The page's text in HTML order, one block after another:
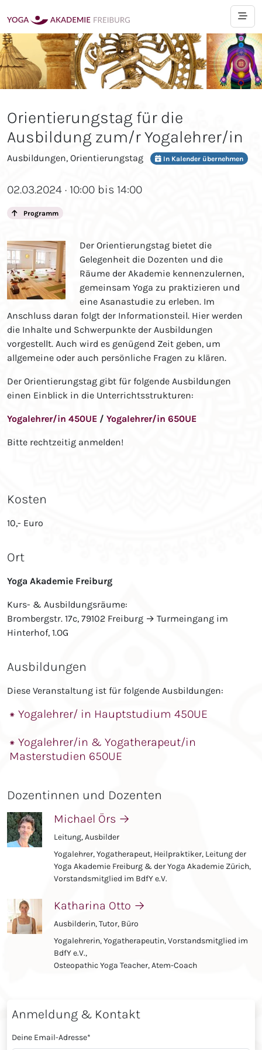
Orientierungstag für die
Ausbildung zum/r Yogalehrer/in
Ausbildungen, Orientierungstag In Kalender übernehmen
02.03.2024 · 10:00 bis 14:00
Programm
Der Orientierungstag bietet die
Gelegenheit die Dozenten und die
Räume der Akademie kennenzulernen,
gemeinsam Yoga zu praktizieren und
eine Asanastudie zu erleben. Im
Anschluss daran folgt der Informationsteil. Hier werden
die Inhalte und Schwerpunkte der Ausbildungen
vorgestellt. Auch wird es genügend Zeit geben, um
allgemeine oder auch persönliche Fragen zu klären.
Der Orientierungstag gibt für folgende Ausbildungen
einen Einblick in die Unterrichtsstrukturen:
Yogalehrer/in 450UE / Yogalehrer/in 650UE
Bitte rechtzeitig anmelden!
Kosten
10,- Euro
Ort
Yoga Akademie Freiburg
Kurs- & Ausbildungsräume:
Brombergstr. 17c, 79102 Freiburg → Turmeingang im
Hinterhof, 1.OG
Ausbildungen
Diese Veranstaltung ist für folgende Ausbildungen:
⁕ Yogalehrer/ in Hauptstudium 450UE
⁕ Yogalehrer/in & Yogatherapeut/in
Masterstudien 650UE
Dozentinnen und Dozenten
Michael Örs →
Leitung, Ausbilder
Yogalehrer, Yogatherapeut, Heilpraktiker, Leitung der
Yoga Akademie Freiburg & der Yoga Akademie Zürich,
Vorstandsmitglied im BdfY e.V.
Katharina Otto →
Ausbilderin, Tutor, Büro
Yogalehrerin, Yogatherapeutin, Vorstandsmitglied im
BdfY e.V.,
Osteopathic Yoga Teacher, Atem-Coach
Anmeldung & Kontakt
Deine Email-Adresse*